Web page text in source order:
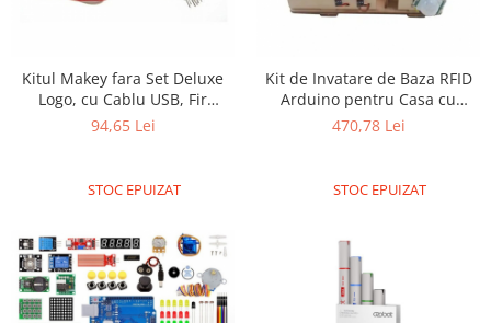
Android
Flora
FPGA
Kitul Makey fara Set Deluxe
Logo, cu Cablu USB, Fir
Dupond si Clipsuri Alligator
94,65 Lei
STOC EPUIZAT
Kit de Invatare de Baza RFID
Arduino pentru Casa cu
Blocuri Inteligente
470,78 Lei
STOC EPUIZAT